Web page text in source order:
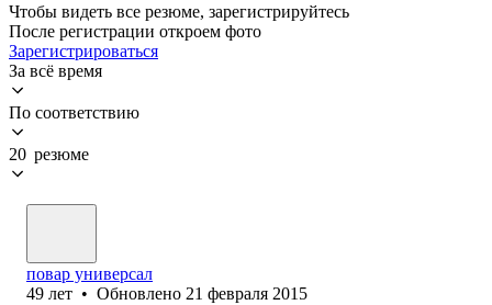
Чтобы видеть все резюме, зарегистрируйтесь
После регистрации откроем фото
Зарегистрироваться
За всё время
По соответствию
20 резюме
повар универсал
49 лет • Обновлено 21 февраля 2015